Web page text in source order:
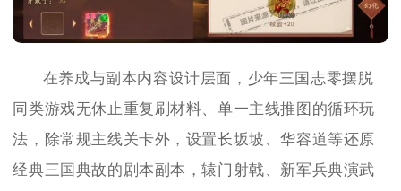
在养成与副本内容设计层面，少年三国志零摆脱
同类游戏无休止重复刷材料、单一主线推图的循环玩
法，除常规主线关卡外，设置长坂坡、华容道等还原
经典三国典故的剧本副本，辕门射戟、新军兵典演武